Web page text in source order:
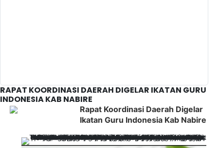
RAPAT KOORDINASI DAERAH DIGELAR IKATAN GURU
INDONESIA KAB NABIRE
Rapat Koordinasi Daerah Digelar
Ikatan Guru Indonesia Kab Nabire